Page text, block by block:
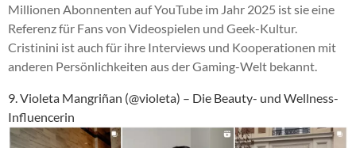
Millionen Abonnenten auf YouTube im Jahr 2025 ist sie eine
Referenz für Fans von Videospielen und Geek-Kultur.
Cristinini ist auch für ihre Interviews und Kooperationen mit
anderen Persönlichkeiten aus der Gaming-Welt bekannt.
9. Violeta Mangriñan (@violeta) – Die Beauty- und Wellness-
Influencerin